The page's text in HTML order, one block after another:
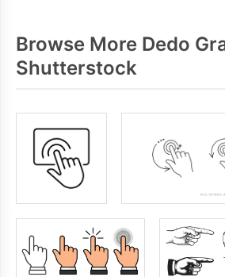
Browse More Dedo
Shutterstock